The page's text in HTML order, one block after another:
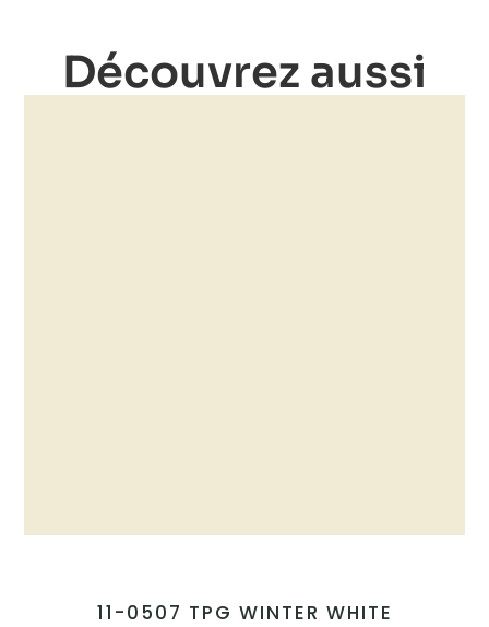
Découvrez aussi
11-0507 TPG WINTER WHITE